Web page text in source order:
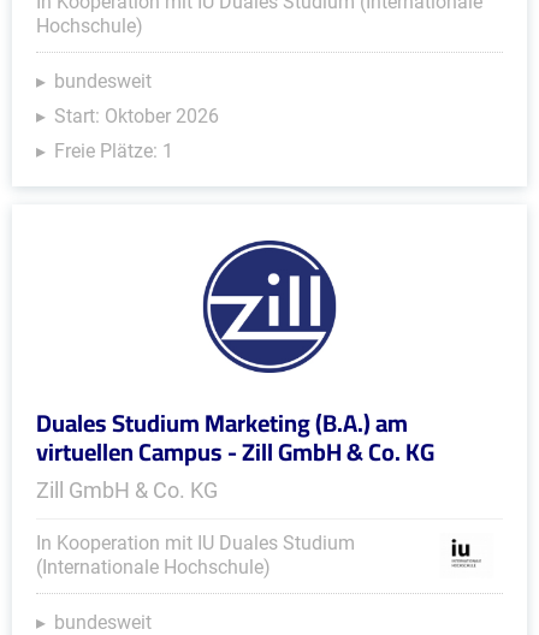
Hochschule)
bundesweit
Start: Oktober 2026
Freie Plätze: 1
Duales Studium Marketing (B.A.) am
virtuellen Campus - Zill GmbH & Co. KG
Zill GmbH & Co. KG
In Kooperation mit IU Duales Studium
(Internationale Hochschule)
bundesweit